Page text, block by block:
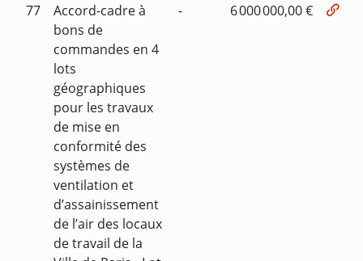
77
Accord-cadre à
bons de
commandes en 4
lots
géographiques
pour les travaux
de mise en
conformité des
systèmes de
ventilation et
d’assainissement
de l’air des locaux
de travail de la
- 6 000 000,00 €